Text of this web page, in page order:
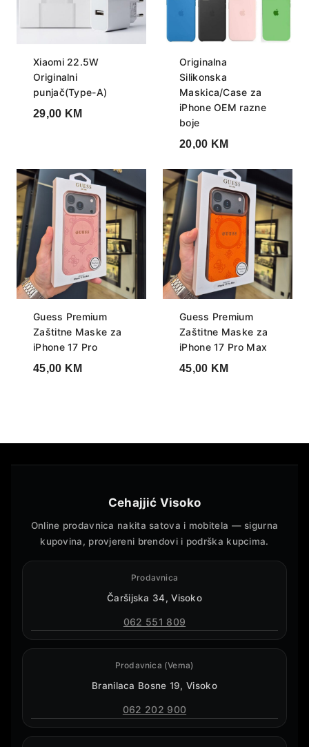
Xiaomi 22.5W
Originalni
punjač(Type-A)
29,00 KM
Originalna
Silikonska
Maskica/Case za
iPhone OEM razne
boje
20,00 KM
Guess Premium
Zaštitne Maske za
iPhone 17 Pro
45,00 KM
Guess Premium
Zaštitne Maske za
iPhone 17 Pro Max
45,00 KM
Cehajjić Visoko
Online prodavnica nakita satova i mobitela — sigurna
kupovina, provjereni brendovi i podrška kupcima.
Prodavnica
Čaršijska 34, Visoko
062 551 809
Prodavnica (Vema)
Branilaca Bosne 19, Visoko
062 202 900